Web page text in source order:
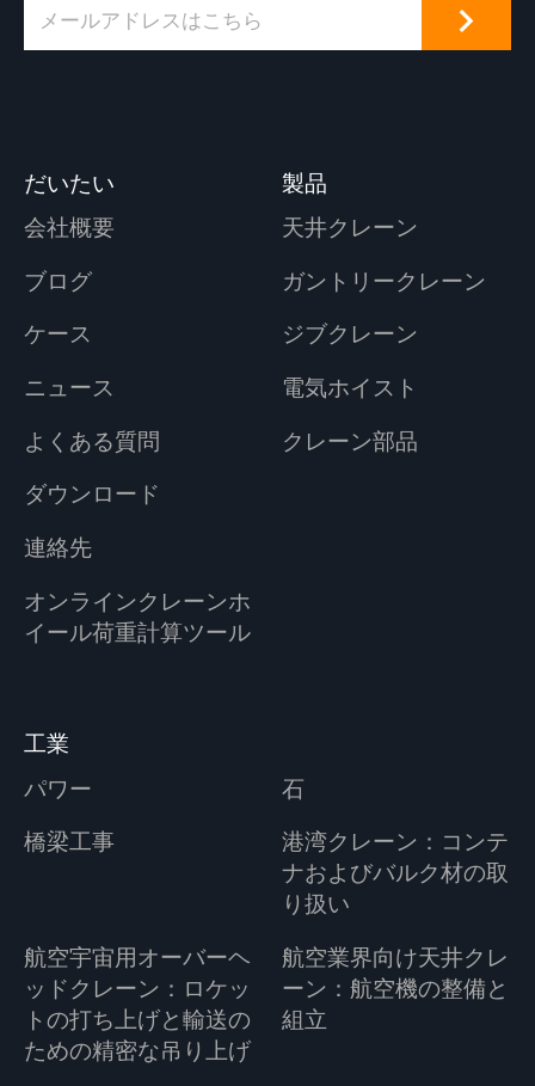
だいたい
会社概要
ブログ
ケース
ニュース
よくある質問
ダウンロード
連絡先
オンラインクレーンホ
イール荷重計算ツール
製品
天井クレーン
ガントリークレーン
ジブクレーン
電気ホイスト
クレーン部品
工業
パワー
石
橋梁工事
港湾クレーン：コンテ
ナおよびバルク材の取
り扱い
航空宇宙用オーバーヘ
ッドクレーン：ロケッ
トの打ち上げと輸送の
ための精密な吊り上げ
航空業界向け天井クレ
ーン：航空機の整備と
組立